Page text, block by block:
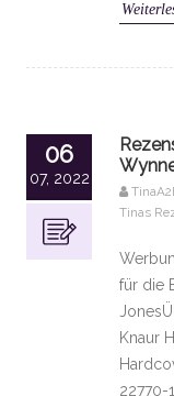
06
07, 2022
Tinas
für die
Knaur
22770-